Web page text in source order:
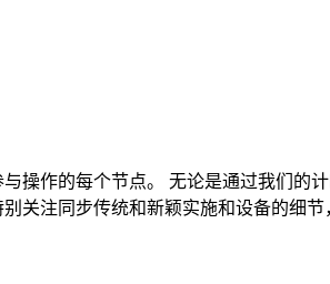
操作的每个节点。 无论是通过我们的
关注同步传统和新颖实施和设备的细